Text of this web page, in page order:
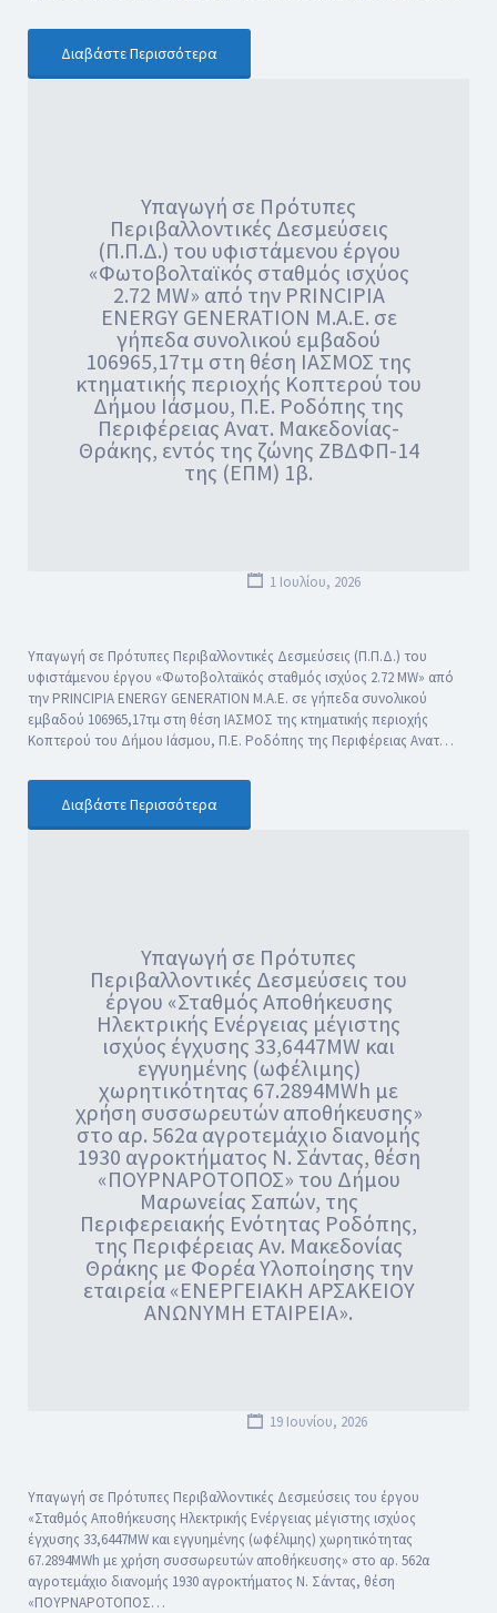
Διαβάστε Περισσότερα
Υπαγωγή σε Πρότυπες
Περιβαλλοντικές Δεσμεύσεις
(Π.Π.Δ.) του υφιστάμενου έργου
«Φωτοβολταϊκός σταθμός ισχύος
2.72 MW» από την PRINCIPIA
ENERGY GENERATION M.A.E. σε
γήπεδα συνολικού εμβαδού
106965,17τμ στη θέση ΙΑΣΜΟΣ της
κτηματικής περιοχής Κοπτερού του
Δήμου Ιάσμου, Π.Ε. Ροδόπης της
Περιφέρειας Ανατ. Μακεδονίας-
Θράκης, εντός της ζώνης ΖΒΔΦΠ-14
της (ΕΠΜ) 1β.
1 Ιουλίου, 2026
Υπαγωγή σε Πρότυπες Περιβαλλοντικές Δεσμεύσεις (Π.Π.Δ.) του
υφιστάμενου έργου «Φωτοβολταϊκός σταθμός ισχύος 2.72 MW» από
την PRINCIPIA ENERGY GENERATION M.A.E. σε γήπεδα συνολικού
εμβαδού 106965,17τμ στη θέση ΙΑΣΜΟΣ της κτηματικής περιοχής
Κοπτερού του Δήμου Ιάσμου, Π.Ε. Ροδόπης της Περιφέρειας Ανατ…
Διαβάστε Περισσότερα
Υπαγωγή σε Πρότυπες
Περιβαλλοντικές Δεσμεύσεις του
έργου «Σταθμός Αποθήκευσης
Ηλεκτρικής Ενέργειας μέγιστης
ισχύος έγχυσης 33,6447MW και
εγγυημένης (ωφέλιμης)
χωρητικότητας 67.2894MWh με
χρήση συσσωρευτών αποθήκευσης»
στο αρ. 562α αγροτεμάχιο διανομής
1930 αγροκτήματος Ν. Σάντας, θέση
«ΠΟΥΡΝΑΡΟΤΟΠΟΣ» του Δήμου
Μαρωνείας Σαπών, της
Περιφερειακής Ενότητας Ροδόπης,
της Περιφέρειας Αν. Μακεδονίας
Θράκης με Φορέα Υλοποίησης την
εταιρεία «ΕΝΕΡΓΕΙΑΚΗ ΑΡΣΑΚΕΙΟΥ
ΑΝΩΝΥΜΗ ΕΤΑΙΡΕΙΑ».
19 Ιουνίου, 2026
Υπαγωγή σε Πρότυπες Περιβαλλοντικές Δεσμεύσεις του έργου
«Σταθμός Αποθήκευσης Ηλεκτρικής Ενέργειας μέγιστης ισχύος
έγχυσης 33,6447MW και εγγυημένης (ωφέλιμης) χωρητικότητας
67.2894MWh με χρήση συσσωρευτών αποθήκευσης» στο αρ. 562α
αγροτεμάχιο διανομής 1930 αγροκτήματος Ν. Σάντας, θέση
«ΠΟΥΡΝΑΡΟΤΟΠΟΣ…